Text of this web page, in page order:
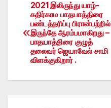
Post
navigation
2021 இலிருந்து யாழ்-
கதிர்காம பாதயாத்திரை
பண்டத்தரிப்பு பிரான்பற்றில்
இருந்தே ஆரம்பமாகிறது –
பாதயாத்திரை குழுத்
தலைவர் ஜெயாவேல் சாமி
விளக்குகிறார் .